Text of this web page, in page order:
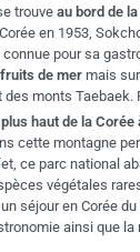
trouve au bord de
en 1953,
pour sa
de mer mais
des monts Taebaek.
plus haut de la Corée
cette montagne
ce parc national
végétales
séjour en Corée
ainsi que la